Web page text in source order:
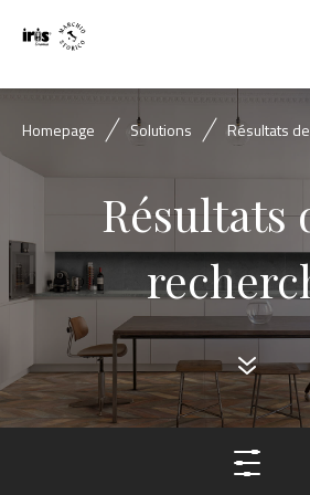
Homepage Solutions Résultats
Résultats